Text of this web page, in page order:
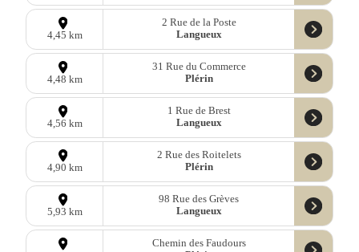
4,45 km
2 Rue de la Poste
Langueux
4,48 km
31 Rue du Commerce
Plérin
4,56 km
1 Rue de Brest
Langueux
4,90 km
2 Rue des Roitelets
Plérin
5,93 km
98 Rue des Grèves
Langueux
Chemin des Faudours